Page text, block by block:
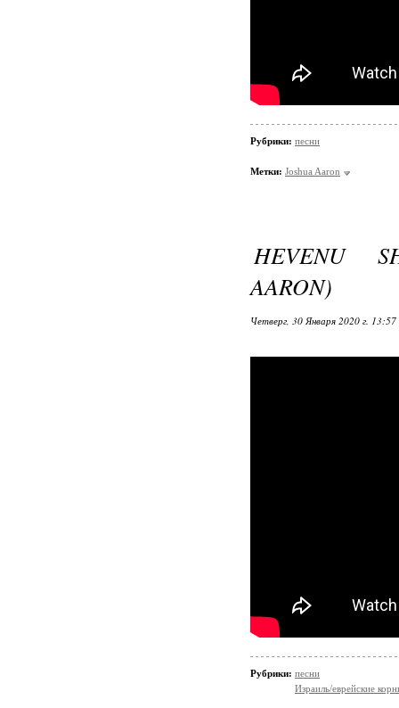
Рубрики: песни
Метки: Joshua Aaron
HEVENU
AARON)
Четверг, 30 Января 2020 г. 13:57
Рубрики: песни
Израиль/еврейские